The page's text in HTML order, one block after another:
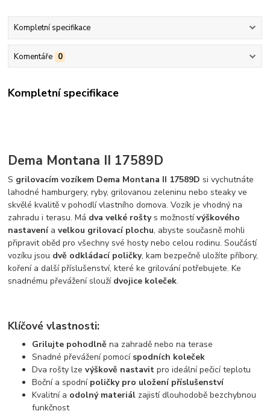
Kompletní specifikace
Komentáře 0
Kompletní specifikace
Dema Montana II 17589D
S grilovacím vozíkem Dema Montana II 17589D si vychutnáte
lahodné hamburgery, ryby, grilovanou zeleninu nebo steaky ve
skvělé kvalitě v pohodlí vlastního domova. Vozík je vhodný na
zahradu i terasu. Má dva velké roštys možnostívýškového
nastaveníavelkou grilovací plochu, abyste současně mohli
připravit oběd pro všechny své hosty nebo celou rodinu. Součástí
vozíku jsou dvě odkládací poličky, kam bezpečně uložíte příbory,
koření a další příslušenství, které ke grilování potřebujete. Ke
snadnému převážení slouží dvojice koleček.
Klíčové vlastnosti:
Grilujte pohodlně na zahradě nebo na terase
Snadné převážení pomocí spodních koleček
Dva rošty lzevýškově nastavit pro ideální pečicí teplotu
Boční a spodní poličky pro uložení příslušenství
Kvalitní a odolný materiál zajistí dlouhodobě bezchybnou
funkčnost